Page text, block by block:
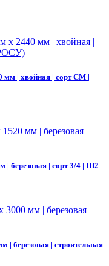
| хвойная | сорт СМ |
березовая | сорт 3/4 | Ш2
березовая | строительная